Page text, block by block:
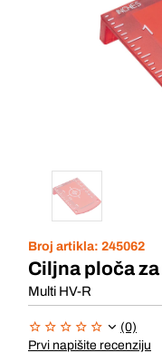
Broj artikla: 245062
Ciljna ploča
Multi HV-R
(0)
Prvi napišite recenziju